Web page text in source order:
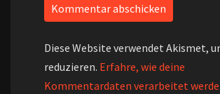
Diese Website verwendet Akismet,
reduzieren. Erfahre, wie deine
Kommentardaten verarbeitet